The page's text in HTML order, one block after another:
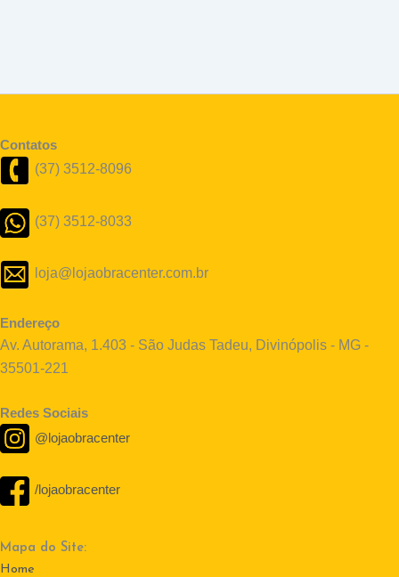
Contatos
(37) 3512-8096
(37) 3512-8033
loja@lojaobracenter.com.br
Endereço
Av. Autorama, 1.403 - São Judas Tadeu, Divinópolis - MG -
35501-221
Redes Sociais
@lojaobracenter
/lojaobracenter
Mapa do Site:
Home